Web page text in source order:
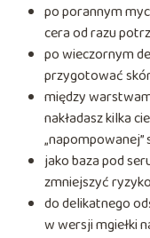
po porannym
cera od razu
po wieczornym
przygotować
między
nakładasz kilka
„napompowanej”
jako baza pod
zmniejszyć
do delikatnego
w wersji mgiełki